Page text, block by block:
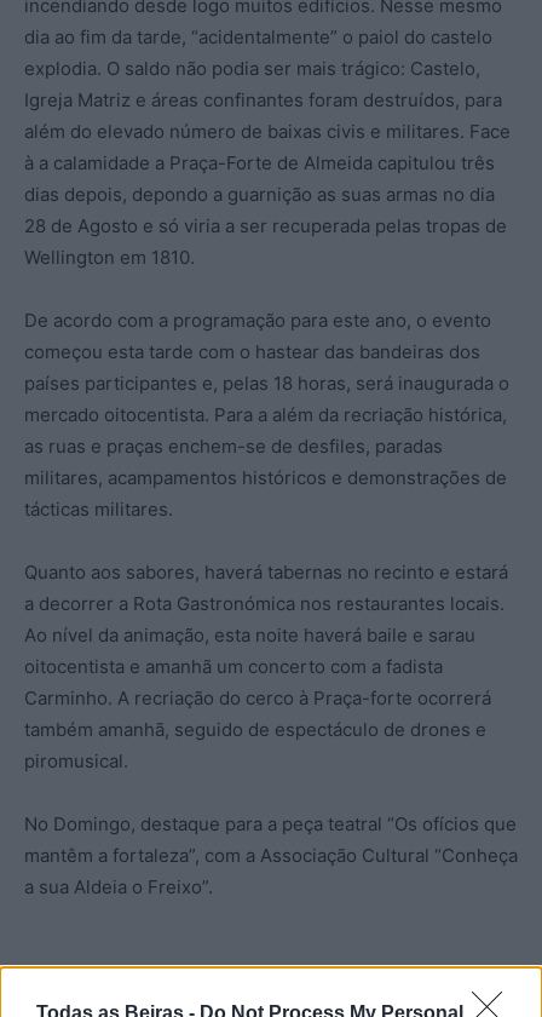
Todas as Beiras - Do Not Process My Personal
incendiando desde logo muitos edifícios. Nesse mesmo
dia ao fim da tarde, “acidentalmente” o paiol do castelo
explodia. O saldo não podia ser mais trágico: Castelo,
Igreja Matriz e áreas confinantes foram destruídos, para
além do elevado número de baixas civis e militares. Face
à a calamidade a Praça-Forte de Almeida capitulou três
dias depois, depondo a guarnição as suas armas no dia
28 de Agosto e só viria a ser recuperada pelas tropas de
Wellington em 1810.
De acordo com a programação para este ano, o evento
começou esta tarde com o hastear das bandeiras dos
países participantes e, pelas 18 horas, será inaugurada o
mercado oitocentista. Para a além da recriação histórica,
as ruas e praças enchem-se de desfiles, paradas
militares, acampamentos históricos e demonstrações de
tácticas militares.
Quanto aos sabores, haverá tabernas no recinto e estará
a decorrer a Rota Gastronómica nos restaurantes locais.
Ao nível da animação, esta noite haverá baile e sarau
oitocentista e amanhã um concerto com a fadista
Carminho. A recriação do cerco à Praça-forte ocorrerá
também amanhã, seguido de espectáculo de drones e
piromusical.
No Domingo, destaque para a peça teatral “Os ofícios que
mantêm a fortaleza”, com a Associação Cultural “Conheça
a sua Aldeia o Freixo”.